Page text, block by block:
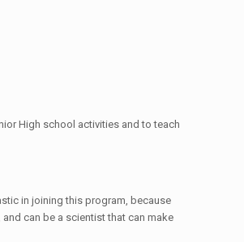
High school activities and to teach
in joining this program, because
can be a scientist that can make